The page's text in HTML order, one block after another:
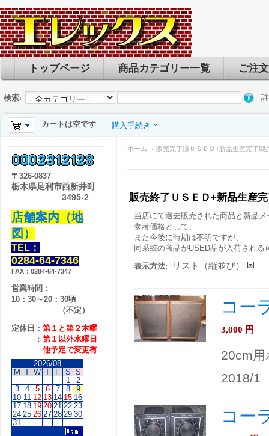
トップページ 商品カテゴリー一覧 ご注
検索:
カートは空です 購入手続き
ホーム 販売完了済ＵＳＥＤ+新品生産完了製
販売終了ＵＳＥＤ+新品生産
当店にて過去販売された商品と新品
参考価格として、
また今後に時期は不明ですが、
同系統の商品がUSED品が入荷される
表示方法:
リスト（縦並び）
コー
3,000 円
20cm
2018/1
コー
〒 326-0837
栃木県足利市西新井町
3495-2
店舗案内（地
図）
TEL：
0284-64-7346
FAX：0284-64-7347
営業時間：
10：30～20：30頃
（不定）
定休日： 第１と第２木曜
： 第１以外水曜日
他予定で変更有
2026/08
M T W T F S S
1
2
3
4 5 6 7 8
9
10 11 12 13 14 15 16
17 18 19 20 21 22 23
24 25 26 27 28 29 30
31